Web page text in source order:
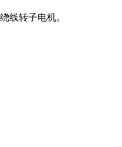
线转子电机。